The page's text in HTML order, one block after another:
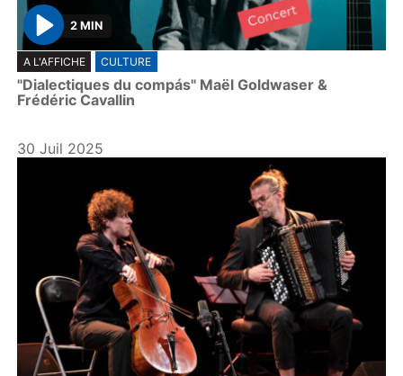
P
l
a
y
2 MIN
A L'AFFICHE CULTURE
"Dialectiques du compás" Maël Goldwaser &
Frédéric Cavallin
30 Juil 2025